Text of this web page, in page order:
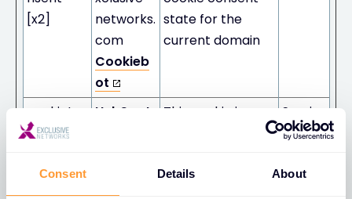
Consent Details About
[x2]
networks.
com
Cookieb
ot
state for the
current domain
cookietes
t
HubSpot
This cookie is
visitor has
Sessio
n